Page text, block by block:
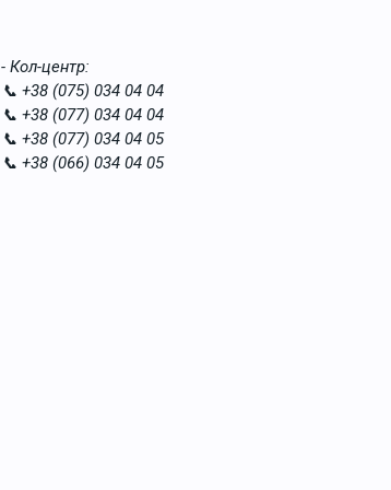
- Кол-центр:
📞 +38 (075) 034 04 04
📞 +38 (077) 034 04 04
📞 +38 (077) 034 04 05
📞 +38 (066) 034 04 05